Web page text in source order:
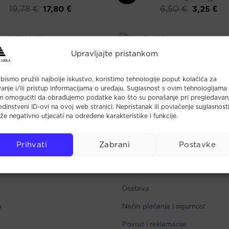
Upravljajte pristankom
bismo pružili najbolje iskustvo, koristimo tehnologije poput kolačića za
i/ili pristup informacijama o uređaju. Suglasnost s ovim tehnologijama
omogućiti da obrađujemo podatke kao što su ponašanje pri
ID-ovi na ovoj web stranici. Nepristanak ili povlačenje suglasnosti
negativno utjecati na određene karakteristike i funkcije.
Prihvati Zabrani Postavke
19,78€
Izvorna
cijena
17,80€Trenutna
cijena
6,50€
Izvorna
cijena
3,25 €
cijena
bila
je:
14,20 €.
cijena
je:
7,10 €.
-10%
cijena
bila
je:
19,50 €.
1 2 3 4 5 6 7 … 13 14 15
Dostava
Način plaćanja i sigurnost
Povrat i reklamacije